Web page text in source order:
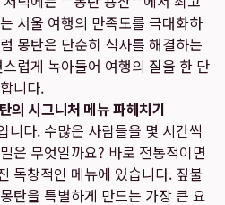
서울 여행의 만족도를 극대화하
몽탄은 단순히 식사를 해결하는
럽게 녹아들어 여행의 질을 한 단
니다.
의 시그니처 메뉴 파헤치기
니다. 수많은 사람들을 몇 시간씩
은 무엇일까요? 바로 전통적이면
독창적인 메뉴에 있습니다. 짚불
탄을 특별하게 만드는 가장 큰 요